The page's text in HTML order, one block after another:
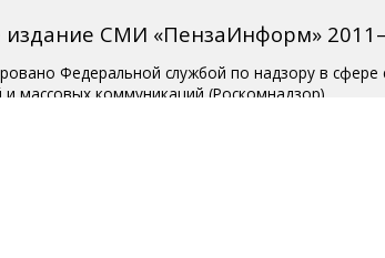
издание СМИ «ПензаИнформ»
Федеральной службой по надзору в
и массовых коммуникаций (Роскомнадзор).